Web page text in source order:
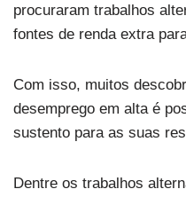
procuraram trabalhos
fontes de renda extra
Com isso, muitos
desemprego em alta é
sustento para as suas
Dentre os trabalhos